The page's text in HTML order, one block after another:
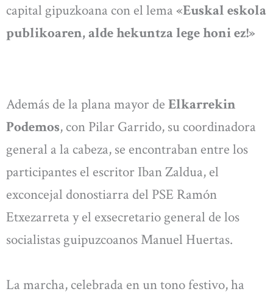
capital gipuzkoana con el lema «Euskal eskola
publikoaren, alde hekuntza lege honi ez!»
Además de la plana mayor de Elkarrekin
Podemos, con Pilar Garrido, su coordinadora
general a la cabeza, se encontraban entre los
participantes el escritor Iban Zaldua, el
exconcejal donostiarra del PSE Ramón
Etxezarreta y el exsecretario general de los
socialistas guipuzcoanos Manuel Huertas.
La marcha, celebrada en un tono festivo, ha